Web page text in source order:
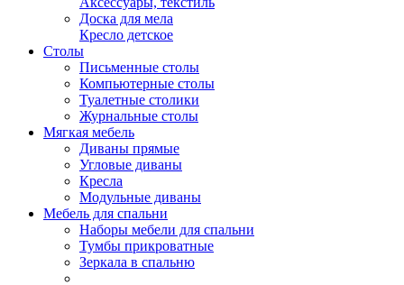
Доска для мела
Кресло детское
Столы
Письменные столы
Компьютерные столы
Туалетные столики
Журнальные столы
Мягкая мебель
Диваны прямые
Угловые диваны
Кресла
Модульные диваны
Мебель для спальни
Наборы мебели для спальни
Тумбы прикроватные
Зеркала в спальню